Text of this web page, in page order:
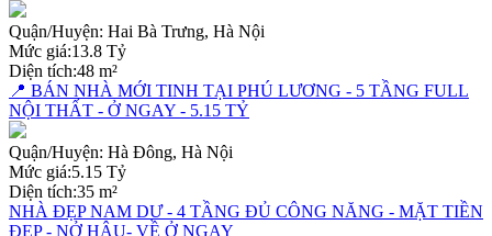
Quận/Huyện: Hai Bà Trưng, Hà Nội
Mức giá:13.8 Tỷ
Diện tích:48 m²
📍 BÁN NHÀ MỚI TINH TẠI PHÚ LƯƠNG - 5 TẦNG FULL
NỘI THẤT - Ở NGAY - 5.15 TỶ
Quận/Huyện: Hà Đông, Hà Nội
Mức giá:5.15 Tỷ
Diện tích:35 m²
NHÀ ĐẸP NAM DƯ - 4 TẦNG ĐỦ CÔNG NĂNG - MẶT TIỀN
ĐẸP - NỞ HẬU- VỀ Ở NGAY